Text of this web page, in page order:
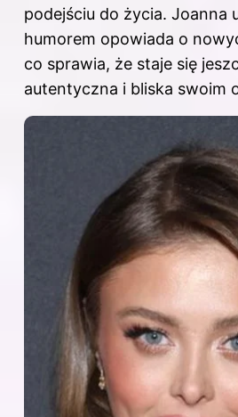
podejściu do życia. Joanna
humorem opowiada o
co sprawia, że staje się
autentyczna i bliska swoim